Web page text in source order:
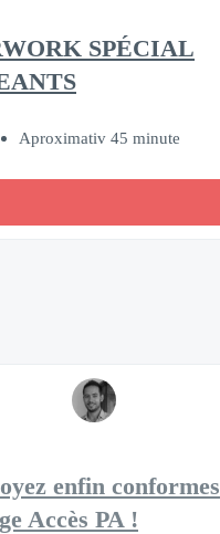
SPÉCIAL
Aproximativ 45 minute
enfin conformes
Accès PA !